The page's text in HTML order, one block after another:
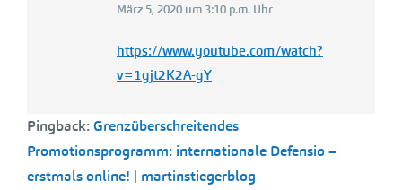
März 5, 2020 um 3:10 p.m. Uhr
https://www.youtube.com/watch?
v=1gjt2K2A-gY
Pingback:Grenzüberschreitendes
Promotionsprogramm: internationale Defensio –
erstmals online! | martinstiegerblog